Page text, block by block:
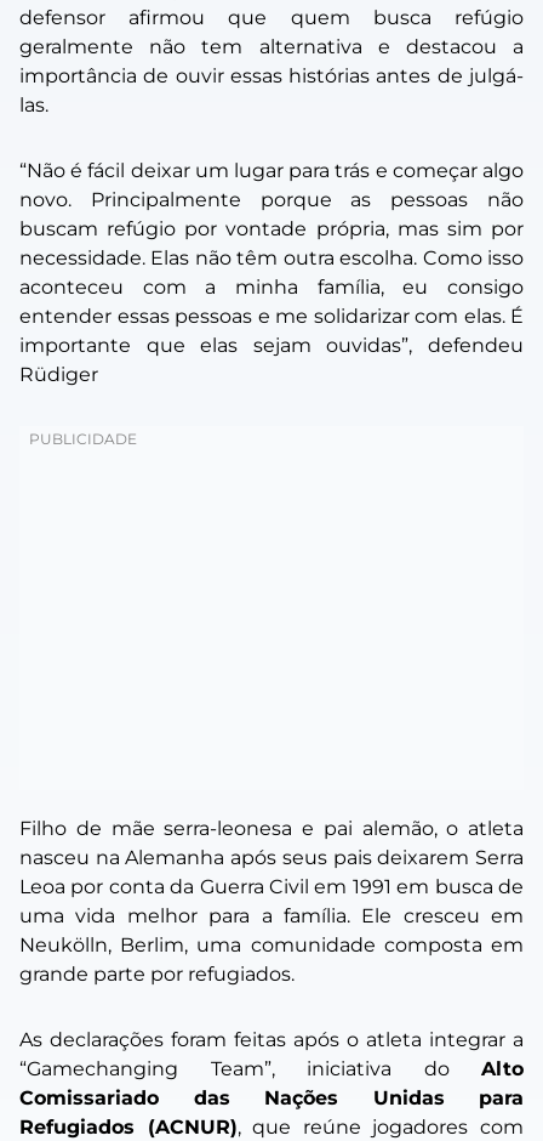
defensor afirmou que quem busca refúgio
geralmente não tem alternativa e destacou a
importância de ouvir essas histórias antes de julgá-
las.
“Não é fácil deixar um lugar para trás e começar algo
novo. Principalmente porque as pessoas não
buscam refúgio por vontade própria, mas sim por
necessidade. Elas não têm outra escolha. Como isso
aconteceu com a minha família, eu consigo
entender essas pessoas e me solidarizar com elas. É
importante que elas sejam ouvidas”, defendeu
Rüdiger
Filho de mãe serra-leonesa e pai alemão, o atleta
nasceu na Alemanha após seus pais deixarem Serra
Leoa por conta da Guerra Civil em 1991 em busca de
uma vida melhor para a família. Ele cresceu em
Neukölln, Berlim, uma comunidade composta em
grande parte por refugiados.
As declarações foram feitas após o atleta integrar a
“Gamechanging Team”, iniciativa do Alto
Comissariado das Nações Unidas para
Refugiados (ACNUR), que reúne jogadores com